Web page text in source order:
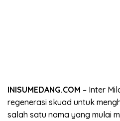
INISUMEDANG.COM – Inter
regenerasi skuad untuk
salah satu nama yang mulai